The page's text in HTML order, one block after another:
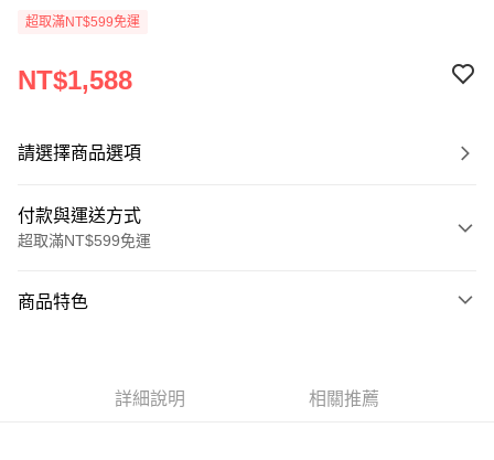
超取滿NT$599免運
NT$1,588
請選擇商品選項
付款與運送方式
超取滿NT$599免運
信用卡一次付款
商品特色
詳細說明 相關推薦